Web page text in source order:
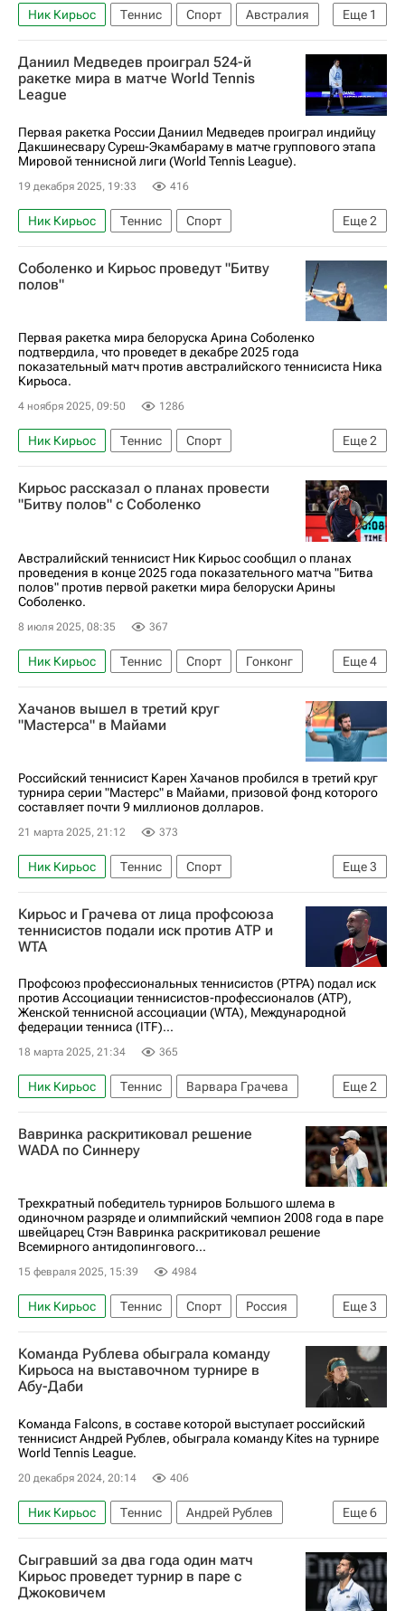
Еще 1
Ник Кирьос Теннис Спорт
Австралия
Арина Соболенко
Даниил Медведев проиграл 524-й
ракетке мира в матче World Tennis
League
Первая ракетка России Даниил Медведев проиграл индийцу
Дакшинесвару Суреш-Экамбараму в матче группового этапа
Мировой теннисной лиги (World Tennis League).
19 декабря 2025, 19:33 416
Еще2
Ник Кирьос Теннис
Спорт
Даниил Медведев
Рохан Бопанна
Соболенко и Кирьос проведут "Битву
полов"
Первая ракетка мира белоруска Арина Соболенко
подтвердила, что проведет в декабре 2025 года
показательный матч против австралийского теннисиста Ника
Кирьоса.
4 ноября 2025, 09:50 1286
Еще2
Ник Кирьос Теннис
Спорт
Арина Соболенко
Женская теннисная ассоциация (WTA)
Кирьос рассказал о планах провести
"Битву полов" с Соболенко
Австралийский теннисист Ник Кирьос сообщил о планах
проведения в конце 2025 года показательного матча "Битва
полов" против первой ракетки мира белоруски Арины
Соболенко.
8 июля 2025, 08:35 367
Еще4
Ник Кирьос Теннис Спорт
Гонконг
Хьюстон
Техас
Арина Соболенко
Женская теннисная ассоциация (WTA)
Хачанов вышел в третий круг
"Мастерса" в Майами
Российский теннисист Карен Хачанов пробился в третий круг
турнира серии "Мастерс" в Майами, призовой фонд которого
составляет почти 9 миллионов долларов.
21 марта 2025, 21:12 373
Еще3
Ник Кирьос Теннис
Спорт
Карен Хачанов
Григор Димитров
Теннисный турнир "Мастерс" в Майами
Кирьос и Грачева от лица профсоюза
теннисистов подали иск против АТР и
WTA
Профсоюз профессиональных теннисистов (PTPA) подал иск
против Ассоциации теннисистов-профессионалов (ATP),
Женской теннисной ассоциации (WTA), Международной
федерации тенниса (ITF)...
18 марта 2025, 21:34 365
Еще2
Ник Кирьос Теннис
Варвара Грачева
Женская теннисная ассоциация (WTA)
Ассоциация теннисистов-профессионалов (ATP)
Вавринка раскритиковал решение
WADA по Синнеру
Трехкратный победитель турниров Большого шлема в
одиночном разряде и олимпийский чемпион 2008 года в паре
швейцарец Стэн Вавринка раскритиковал решение
Всемирного антидопингового...
15 февраля 2025, 15:39 4984
Еще3
Ник Кирьос Теннис Спорт
Россия
Янник Синнер
Всемирное антидопинговое агентство (WADA)
Спортивный арбитражный суд (CAS)
Команда Рублева обыграла команду
Кирьоса на выставочном турнире в
Абу-Даби
Команда Falcons, в составе которой выступает российский
теннисист Андрей Рублев, обыграла команду Kites на турнире
World Tennis League.
20 декабря 2024, 20:14 406
Еще6
Ник Кирьос Теннис
Андрей Рублев
Каролин Гарсия
Елена Рыбакина
Денис Шаповалов
Каспер Рууд
Симона Халеп
Сыгравший за два года один матч
Кирьос проведет турнир в паре с
Джоковичем